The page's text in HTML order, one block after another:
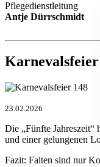
Pflegedienstleitung
Antje Dürrschmidt
23.02.2026
Die „Fünfte
und einer gelungenen
Fazit: Falten sind nur